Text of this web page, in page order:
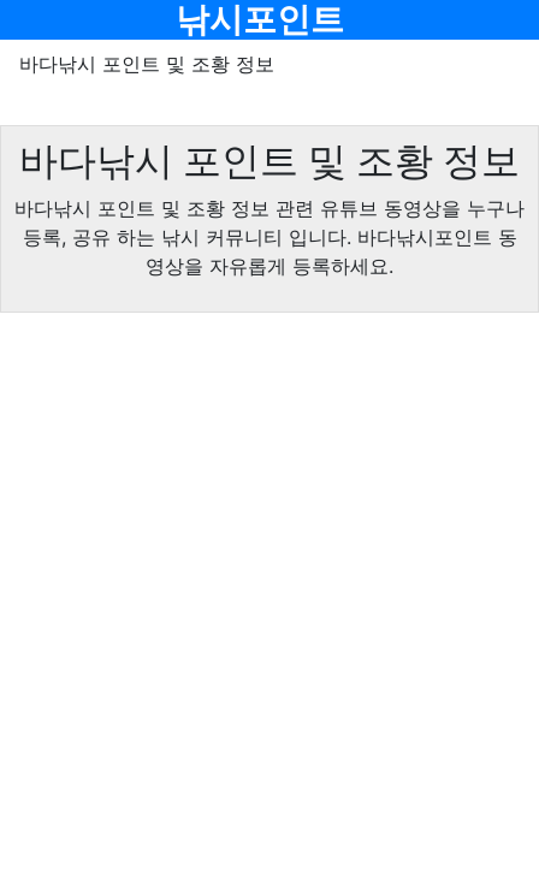
낚시포인트
바다낚시 포인트 및 조황 정보
바다낚시 포인트 및 조황 정보
바다낚시 포인트 및 조황 정보 관련 유튜브 동영상을 누구나
등록, 공유 하는 낚시 커뮤니티 입니다. 바다낚시포인트 동
영상을 자유롭게 등록하세요.